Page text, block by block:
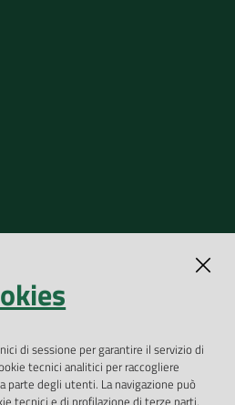
di sessione per garantire il servizio di
tecnici analitici per raccogliere
parte degli utenti. La navigazione può
tecnici e di profilazione di terze parti,